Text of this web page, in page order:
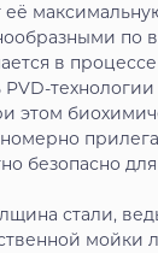
её
по
в
этом
безопасно
стали,
мойки